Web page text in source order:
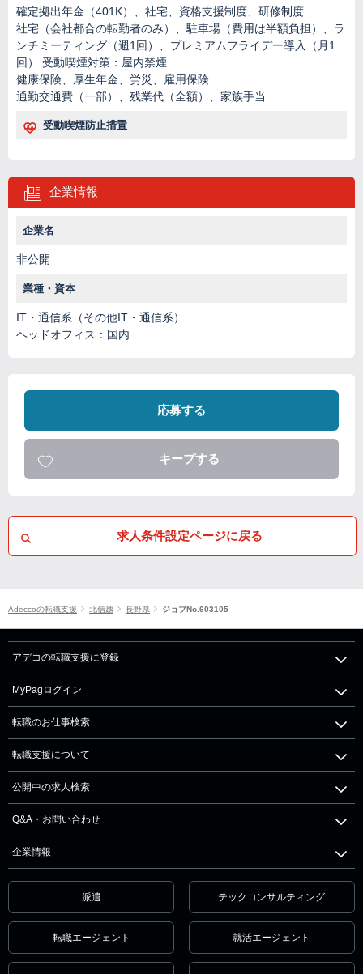
確定拠出年金（401K）、社宅、資格支援制度、研修制度
社宅（会社都合の転勤者のみ）、駐車場（費用は半額負担）、ラ
ンチミーティング（週1回）、プレミアムフライデー導入（月1
回） 受動喫煙対策：屋内禁煙
健康保険、厚生年金、労災、雇用保険
通勤交通費（一部）、残業代（全額）、家族手当
受動喫煙防止措置
企業情報
企業名
非公開
業種・資本
IT・通信系（その他IT・通信系）
ヘッドオフィス：国内
応募する
キープする
求人条件設定ページに戻る
Adeccoの転職支援 北信越 長野県 ジョブNo.603105
アデコの転職支援に登録
MyPagログイン
転職のお仕事検索
転職支援について
公開中の求人検索
Q&A・お問い合わせ
企業情報
派遣 テックコンサルティング
転職エージェント 就活エージェント